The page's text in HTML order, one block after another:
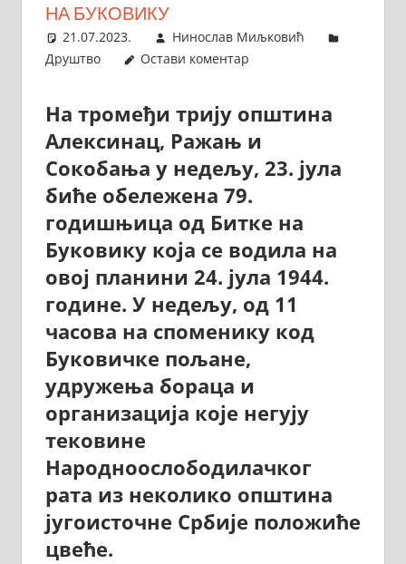
НА БУКОВИКУ
21.07.2023.
Нинослав Миљковић
Друштво
Остави коментар
На тромеђи трију општина
Алексинац, Ражањ и
Сокобања у недељу, 23. јула
биће обележена 79.
годишњица од Битке на
Буковику која се водила на
овој планини 24. јула 1944.
године. У недељу, од 11
часова на споменику код
Буковичке пољане,
удружења бораца и
организација које негују
тековине
Народноослободилачког
рата из неколико општина
југоисточне Србије положиће
цвеће.